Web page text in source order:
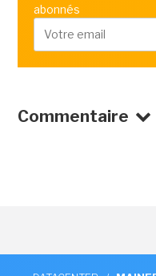
abonnés
Commentaire